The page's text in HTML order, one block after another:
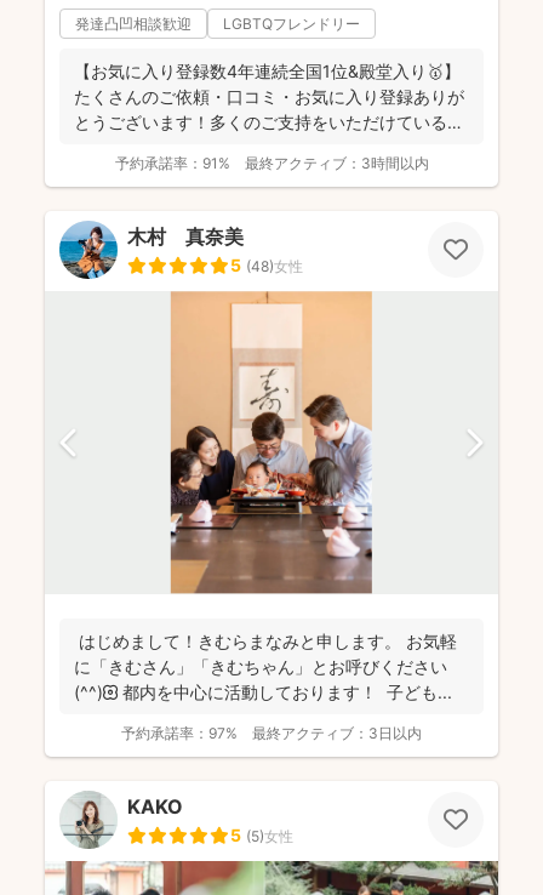
発達凸凹相談歓迎 LGBTQフレンドリー
【お気に入り登録数4年連続全国1位&殿堂入り🥇】
たくさんのご依頼・口コミ・お気に入り登録ありが
とうございます！多くのご支持をいただけているこ
予約承諾率： 91% 最終アクティブ： 3時間以内
木村 真奈美
5 (48)女性
はじめまして！きむらまなみと申します。 お気軽
に「きむさん」「きむちゃん」とお呼びください
(^^)🌼 都内を中心に活動しております！ 子ども...
予約承諾率： 97% 最終アクティブ： 3日以内
KAKO
5 (5)女性